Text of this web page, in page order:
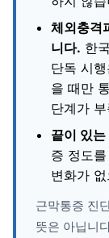
체외충격
니다. 한
단독 시
을 때만
단계가
끝이 있
증 정도
변화가
근막통증 진
뜻은 아닙니